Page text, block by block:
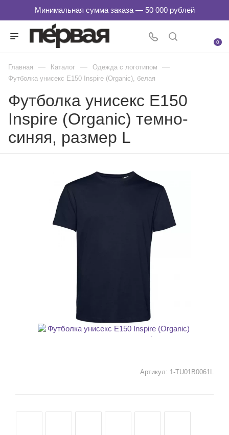
0
Главная — Каталог — Одежда с логотипом —
Футболка унисекс E150 Inspire (Organic), белая
Футболка унисекс E150
Inspire (Organic) темно-
синяя, размер L
Артикул: 1-TU01B0061L